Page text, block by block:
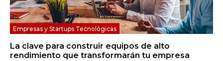
Empresas y Startups Tecnológicas
La clave para construir equipos de alto
rendimiento que transformarán tu empresa